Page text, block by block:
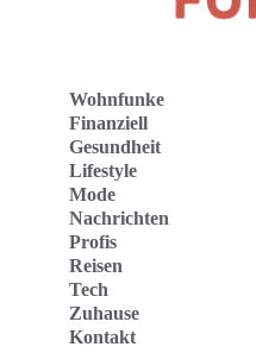
Wohnfunke
Finanziell
Gesundheit
Lifestyle
Mode
Nachrichten
Profis
Reisen
Tech
Zuhause
Kontakt